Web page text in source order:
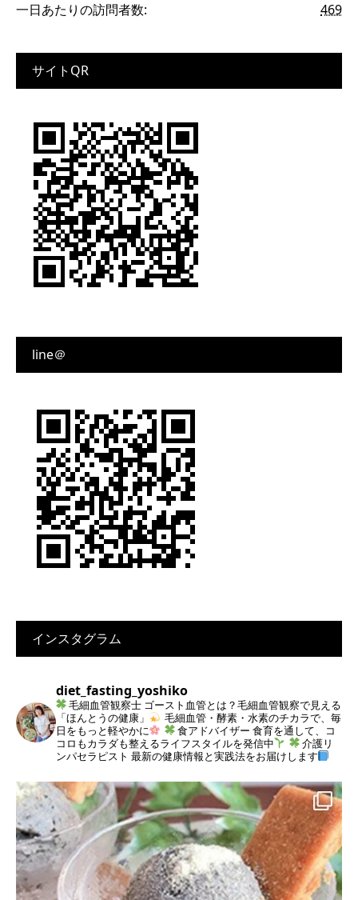
469
一日あたりの訪問者数:
サイトQR
line＠
インスタグラム
diet_fasting_yoshiko
毛細血管観察士 ゴースト血管とは？毛細血管観察で見える
「ほんとうの健康」
毛細血管・酵素・水素のチカラで、毎
日をもっと軽やかに
食アドバイザー 食育を通して、コ
コロもカラダも整えるライフスタイルを発信中
介護リ
ンパセラピスト 最新の健康情報と実践法をお届けします